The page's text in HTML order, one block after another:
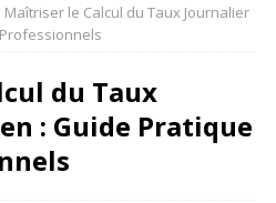
Maîtriser le Calcul du Taux Journalier
du Taux
: Guide Pratique